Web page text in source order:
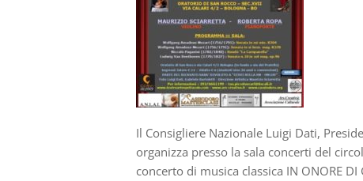
Il Consigliere Nazionale Luigi Dati,
organizza presso la sala concerti del
concerto di musica classica IN ONORE DI